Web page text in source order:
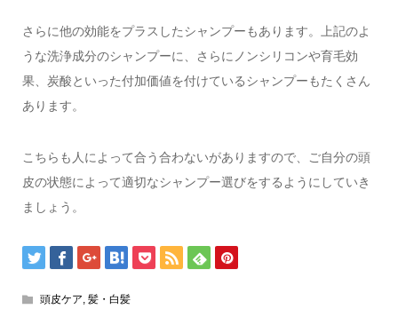
さらに他の効能をプラスしたシャンプーもあります。上記のよ
うな洗浄成分のシャンプーに、さらにノンシリコンや育毛効
果、炭酸といった付加価値を付けているシャンプーもたくさん
あります。
こちらも人によって合う合わないがありますので、ご自分の頭
皮の状態によって適切なシャンプー選びをするようにしていき
ましょう。
頭皮ケア, 髪・白髪